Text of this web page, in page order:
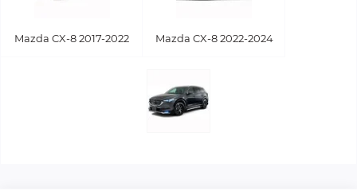
Mazda CX-8 2017-2022 Mazda CX-8 2022-2024